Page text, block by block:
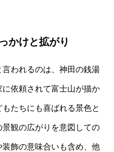
かけと拡がり
われるのは、神田の銭湯
依頼されて富士山が描か
たちにも喜ばれる景色と
観の広がりを意図しての
飾の意味合いも含め、他